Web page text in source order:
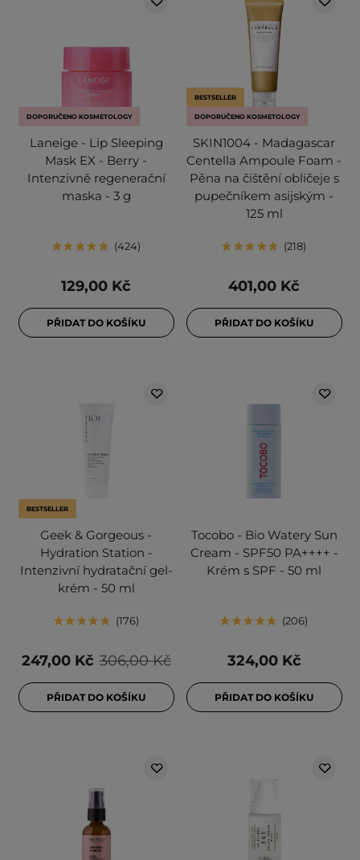
DOPORUČENO KOSMETOLOGY
Laneige - Lip Sleeping
Mask EX - Berry -
Intenzivně regenerační
maska - 3 g
424
129,00 Kč
PŘIDAT DO KOŠÍKU
BESTSELLER
DOPORUČENO KOSMETOLOGY
SKIN1004 - Madagascar
Centella Ampoule Foam -
Pěna na čištění obličeje s
pupečníkem asijským -
125 ml
218
401,00 Kč
PŘIDAT DO KOŠÍKU
BESTSELLER
Geek & Gorgeous -
Hydration Station -
Intenzivní hydratační gel-
krém - 50 ml
176
306,00 Kč
247,00 Kč
PŘIDAT DO KOŠÍKU
Tocobo - Bio Watery Sun
Cream - SPF50 PA++++ -
Krém s SPF - 50 ml
206
324,00 Kč
PŘIDAT DO KOŠÍKU